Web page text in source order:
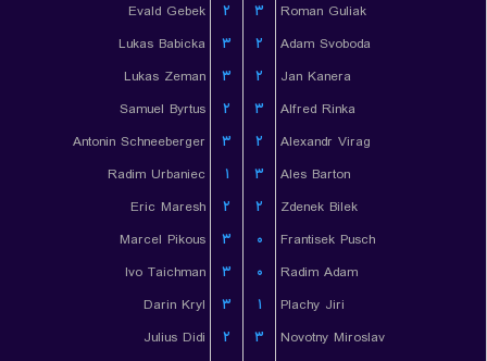
Evald Gebek
۲ ۳
Roman Guliak
Lukas Babicka
۳ ۲
Adam Svoboda
Lukas Zeman
۳ ۲
Jan Kanera
Samuel Byrtus
۲ ۳
Alfred Rinka
Antonin Schneeberger
۳ ۲
Alexandr Virag
Radim Urbaniec
۱ ۳
Ales Barton
Eric Maresh
۲ ۲
Zdenek Bilek
Marcel Pikous
۳ ۰
Frantisek Pusch
Ivo Taichman
۳ ۰
Radim Adam
Darin Kryl
۳ ۱
Plachy Jiri
Julius Didi
۲ ۳
Novotny Miroslav